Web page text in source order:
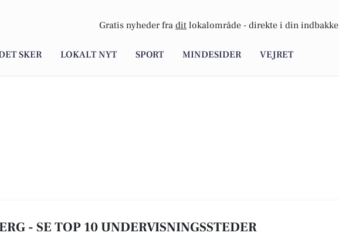
Gratis nyheder fra dit lokalområde - direkte i din indbakke
SKER LOKALT NYT SPORT MINDESIDER VEJRET
- SE TOP 10 UNDERVISNINGSSTEDER